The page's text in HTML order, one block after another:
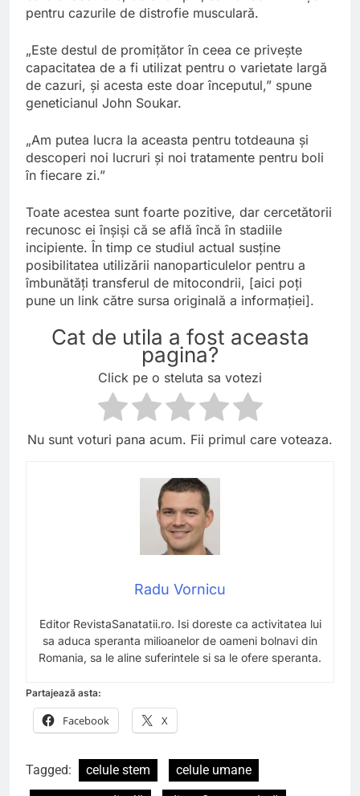
pentru cazurile de distrofie musculară.
„Este destul de promițător în ceea ce privește
capacitatea de a fi utilizat pentru o varietate largă
de cazuri, și acesta este doar începutul,” spune
geneticianul John Soukar.
„Am putea lucra la aceasta pentru totdeauna și
descoperi noi lucruri și noi tratamente pentru boli
în fiecare zi.”
Toate acestea sunt foarte pozitive, dar cercetătorii
recunosc ei înșiși că se află încă în stadiile
incipiente. În timp ce studiul actual susține
posibilitatea utilizării nanoparticulelor pentru a
îmbunătăți transferul de mitocondrii, [aici poți
pune un link către sursa originală a informației].
Cat de utila a fost aceasta
pagina?
Click pe o steluta sa votezi
Nu sunt voturi pana acum. Fii primul care voteaza.
Radu Vornicu
Editor RevistaSanatatii.ro. Isi doreste ca activitatea lui
sa aduca speranta milioanelor de oameni bolnavi din
Romania, sa le aline suferintele si sa le ofere speranta.
Partajează asta:
Facebook X
Tagged: celule stem
celule umane